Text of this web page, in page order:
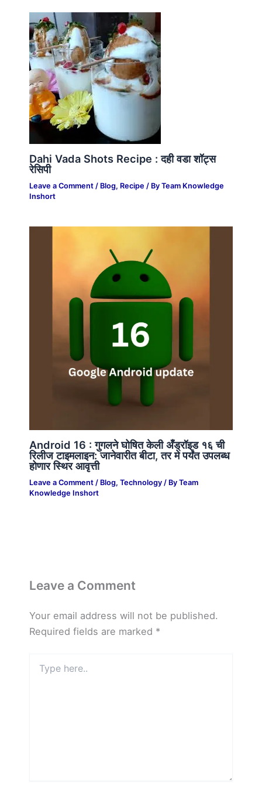
Dahi Vada Shots Recipe : दही वडा शॉट्स
रेसिपी
Leave a Comment / Blog, Recipe / By Team Knowledge
Inshort
Android 16 : गुगलने घोषित केली अँड्रॉइड १६ ची
रिलीज टाइमलाइन: जानेवारीत बीटा, तर मे पर्यंत उपलब्ध
होणार स्थिर आवृत्ती
Leave a Comment / Blog, Technology/ By Team
Knowledge Inshort
Leave a Comment
Your email address will not be published.
Required fields are marked *
here..